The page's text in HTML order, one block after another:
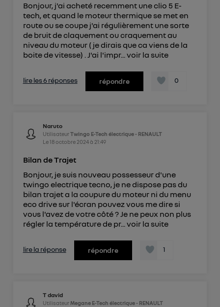
Bonjour, j'ai acheté recemment une clio 5 E-
tech, et quand le moteur thermique se met en
route ou se coupe j'ai régulièrement une sorte
de bruit de claquement ou craquement au
niveau du moteur ( je dirais que ca viens de la
boite de vitesse) . J'ai l'impr...voir la suite
lire les 6 réponses répondre 0
Naruto
UtilisateurTwingo E-Tech électrique - RENAULT
Le18 octobre 2024à 21:49
Bilan de Trajet
Bonjour, je suis nouveau possesseur d'une
twingo electrique tecno, je ne dispose pas du
bilan trajet a la coupure du moteur ni du menu
eco drive sur l'écran pouvez vous me dire si
vous l'avez de votre côté ? Je ne peux non plus
régler la température de pr...voir la suite
lire la réponse répondre 1
T david
Utilisateur Megane E-Tech électrique - RENAULT